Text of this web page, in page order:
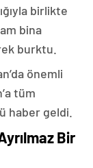
birlikte
bina
burktu.
önemli
tüm
haber geldi.
Bir